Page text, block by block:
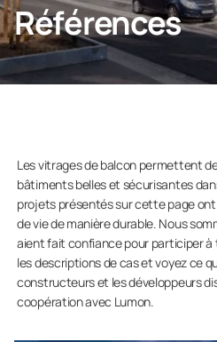
Références
Les vitrages de balcon permettent
bâtiments belles et sécurisantes
projets présentés sur cette page ont
de vie de manière durable. Nous
aient fait confiance pour participer
les descriptions de cas et voyez ce
constructeurs et les développeurs
coopération avec Lumon.